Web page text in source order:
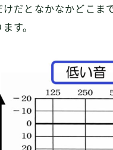
だとなかなかどこま
す。